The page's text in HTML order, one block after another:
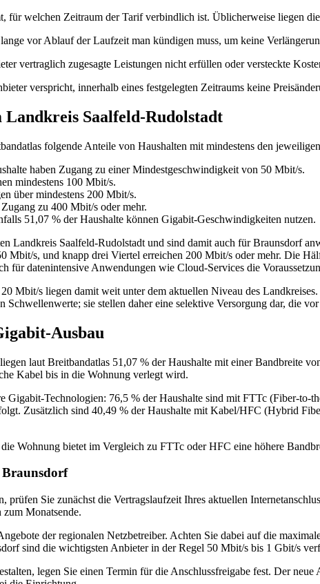
für welchen Zeitraum der Tarif verbindlich ist. Üblicherweise liegen
vor Ablauf der Laufzeit man kündigen muss, um keine
vertraglich zugesagte Leistungen nicht erfüllen oder versteckte
verspricht, innerhalb eines festgelegten Zeitraums keine
Saalfeld-Rudolstadt
folgende Anteile von Haushalten mit mindestens den
haben Zugang zu einer Mindestgeschwindigkeit von 50 Mbit/s.
mindestens 100 Mbit/s.
über mindestens 200 Mbit/s.
zu 400 Mbit/s oder mehr.
51,07 % der Haushalte können Gigabit‑Geschwindigkeiten nutzen.
Landkreis Saalfeld-Rudolstadt und sind damit auch für Braunsdorf
Mbit/s, und knapp drei Viertel erreichen 200 Mbit/s oder mehr. Die
für datenintensive Anwendungen wie Cloud‑Services die
Mbit/s liegen damit weit unter dem aktuellen Niveau des
Schwellenwerte; sie stellen daher eine selektive Versorgung dar, die
Ausbau
laut Breitbandatlas 51,07 % der Haushalte mit einer Bandbreite
Kabel bis in die Wohnung verlegt wird.
Gigabit‑Technologien: 76,5 % der Haushalte sind mit FTTc
Zusätzlich sind 40,49 % der Haushalte mit Kabel/HFC (Hybrid
Wohnung bietet im Vergleich zu FTTc oder HFC eine höhere
Braunsdorf
prüfen Sie zunächst die Vertragslaufzeit Ihres aktuellen
Monatsende.
der regionalen Netzbetreiber. Achten Sie dabei auf die
sind die wichtigsten Anbieter in der Regel 50 Mbit/s bis 1 Gbit/s
legen Sie einen Termin für die Anschlussfreigabe fest. Der